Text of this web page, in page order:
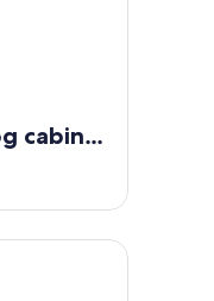
cabin
and
Room!